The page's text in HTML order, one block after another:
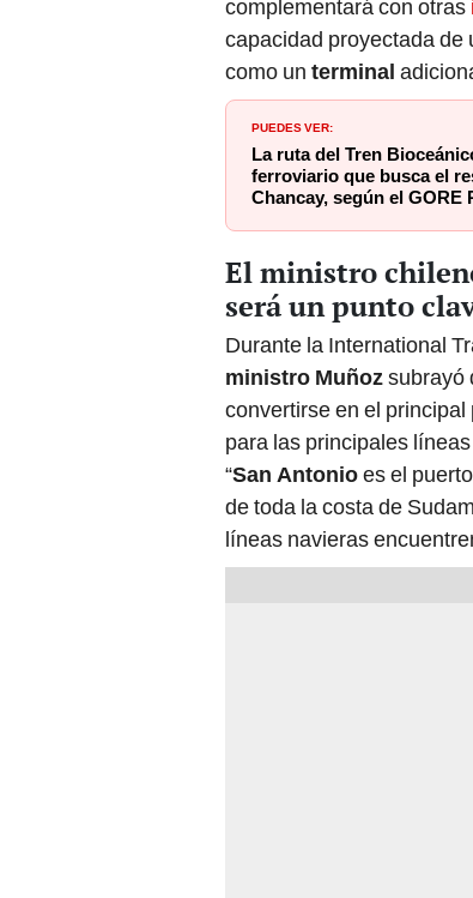
capacidad proyectada de
como unterminal
PUEDES VER:
La ruta del Tren
ferroviario que busca el
Chancay, según el GORE
será un punto
Durante la International
ministro Muñozsubrayó
convertirse en el principal
para las principales
“San Antonioes el
de toda la costa de
líneas navieras